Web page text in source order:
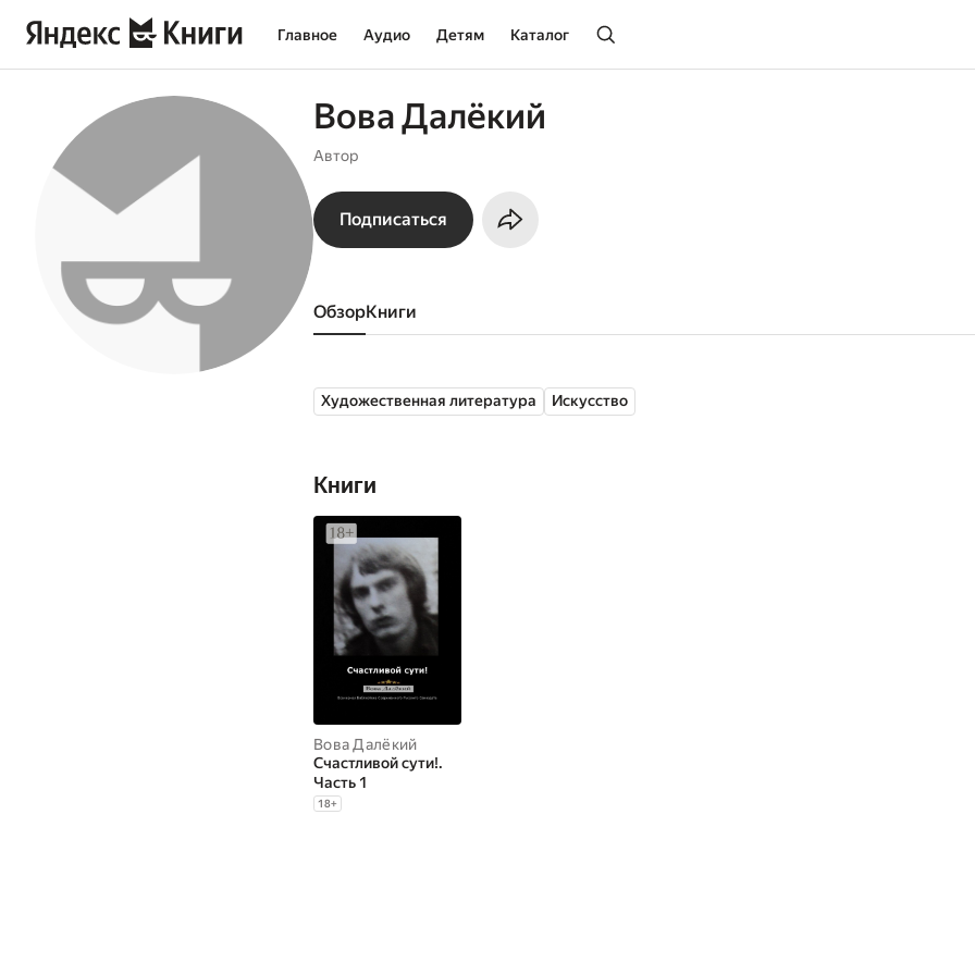
Главное Аудио Детям Каталог
Вова Далёкий
Автор
Подписаться
Обзор книги
Художественная литература Искусство
Книги
Вова Далёкий
Счастливой сути!.
Часть 1
18+